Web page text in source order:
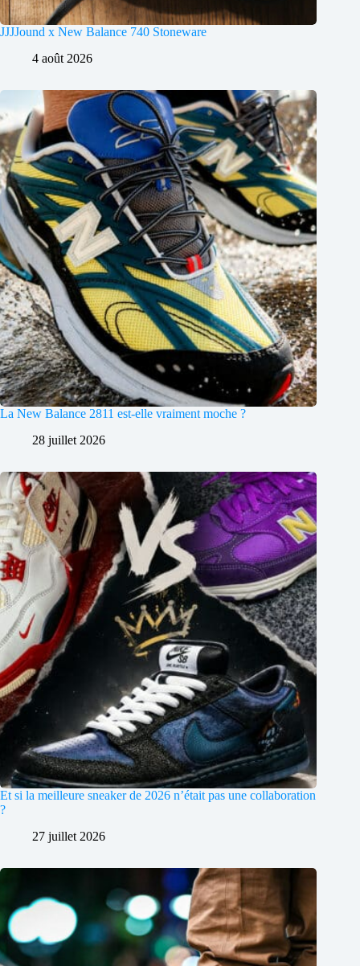
JJJJound x New Balance 740 Stoneware
4 août 2026
La New Balance 2811 est-elle vraiment moche ?
28 juillet 2026
Et si la meilleure sneaker de 2026 n’était pas une collaboration
?
27 juillet 2026